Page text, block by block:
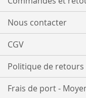
Nous contacter
CGV
Politique de retours
Frais de port -